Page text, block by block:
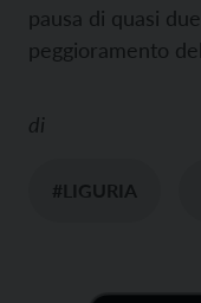
pausa di quasi
peggioramento
di
#LIGURIA